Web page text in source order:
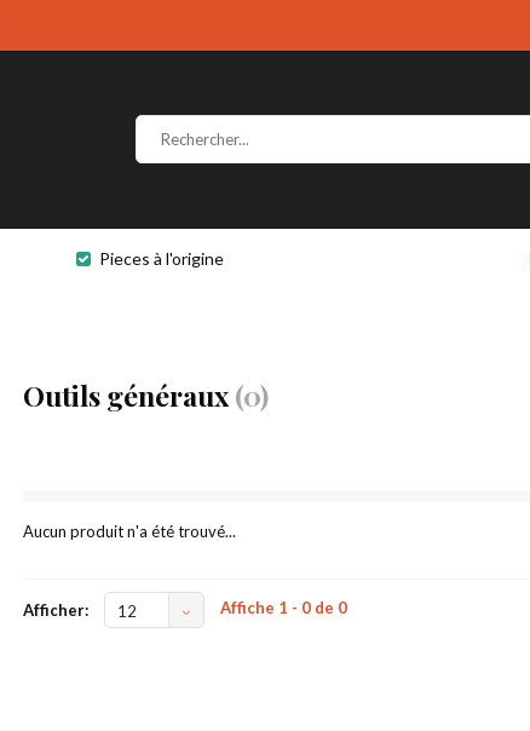
Pieces à l'origine
Outils généraux(0)
Aucun produit n'a été trouvé...
Afficher: 12 Affiche 1 - 0 de 0